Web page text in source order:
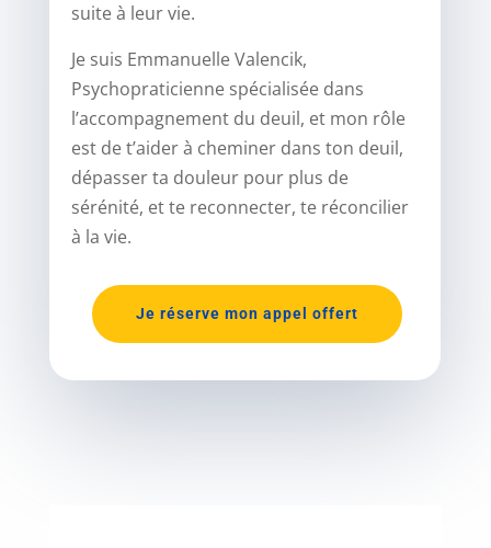
suite à leur vie.
Je suis Emmanuelle Valencik,
Psychopraticienne spécialisée dans
l’accompagnement du deuil, et mon rôle
est de t’aider à cheminer dans ton deuil,
dépasser ta douleur pour plus de
sérénité, et te reconnecter, te réconcilier
à la vie.
Je réserve mon appel offert